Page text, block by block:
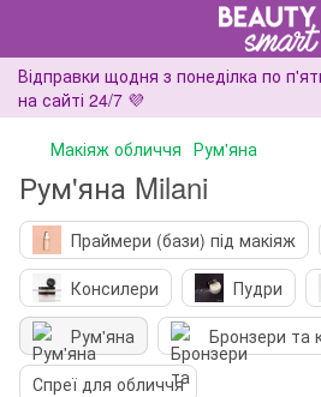
Відправки щодня з понеділка по
на сайті 24/7 💜
Макіяж обличчя Рум'яна
Рум'яна Milani
Праймери (бази) під макіяж
Консилери
Пудри
Рум'яна
Бронзери та
Спреї для обличчя